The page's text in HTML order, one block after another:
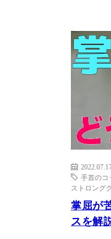
手首のコ
ストロング
掌屈が
スを解